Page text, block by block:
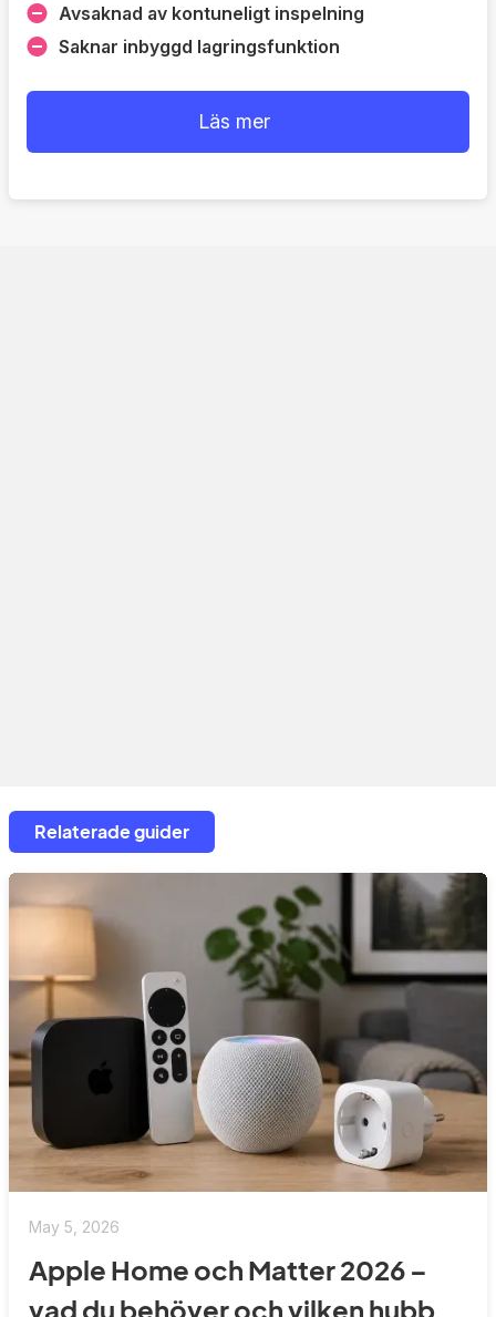
Avsaknad av kontuneligt inspelning
Saknar inbyggd lagringsfunktion
Läs mer
Relaterade guider
May 5, 2026
Apple Home och Matter 2026 –
vad du behöver och vilken hubb